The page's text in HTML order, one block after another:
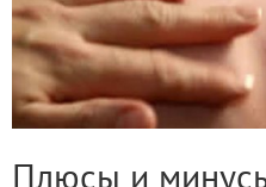
Плюсы и